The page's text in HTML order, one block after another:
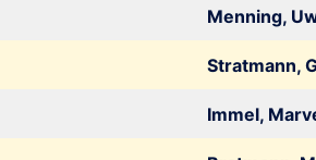
Menning,
Stratmann,
Immel,